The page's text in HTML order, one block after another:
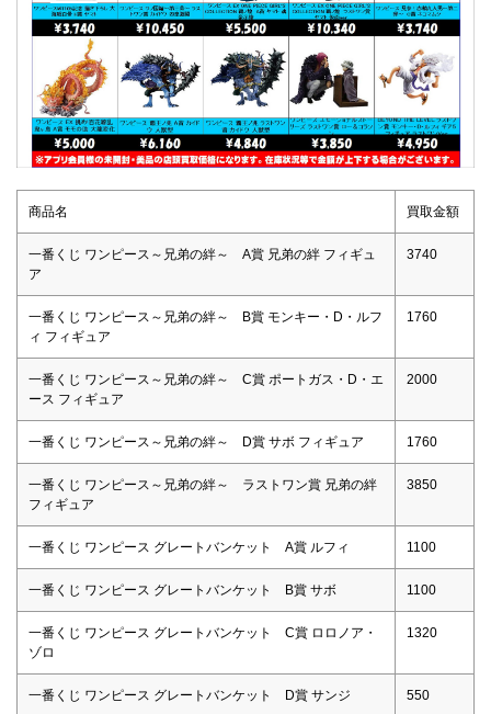
商品名 買取金額
一番くじ ワンピース～兄弟の絆～ A賞 兄弟の絆 フィギュ
ア
3740
一番くじ ワンピース～兄弟の絆～ B賞 モンキー・D・ルフ
ィ フィギュア
1760
一番くじ ワンピース～兄弟の絆～ C賞 ポートガス・D・エ
ース フィギュア
2000
一番くじ ワンピース～兄弟の絆～ D賞 サボ フィギュア 1760
一番くじ ワンピース～兄弟の絆～ ラストワン賞 兄弟の絆
フィギュア
3850
一番くじ ワンピース グレートバンケット A賞 ルフィ 1100
一番くじ ワンピース グレートバンケット B賞 サボ 1100
一番くじ ワンピース グレートバンケット C賞 ロロノア・
ゾロ
1320
一番くじ ワンピース グレートバンケット D賞 サンジ 550